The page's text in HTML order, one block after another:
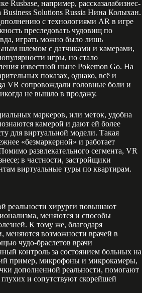
Rusbase, например, рассказалабизнес-
Solutions Russia Нина Колыхан.
с технологиями AR в игре
преследовать чудовищ по
играть можно было лишь
шлемом с датчиками и камерами,
игры, но стало
известной ныне Pokemon Go. На
показах, однако, всё и
VR сопровождали головные боли и
не вышло в продажу.
маркеров, или меток, удобна
камерой и дают ей более
для виртуальной модели. Такая
«безмаркерной» и работает
развлекательного сегмента, VR
в частности, застройщики
виртуальные туры по квартирам.
реальности хирурги повышают
меняются и способы
К тому же, благодаря
меняются возможности врачей в
чудо-браслетов врачи
контроль за состоянием больных на
пример, микрофоны и микрокамеры,
дополненной реальности, помогают
и сопутствуют скорейшей